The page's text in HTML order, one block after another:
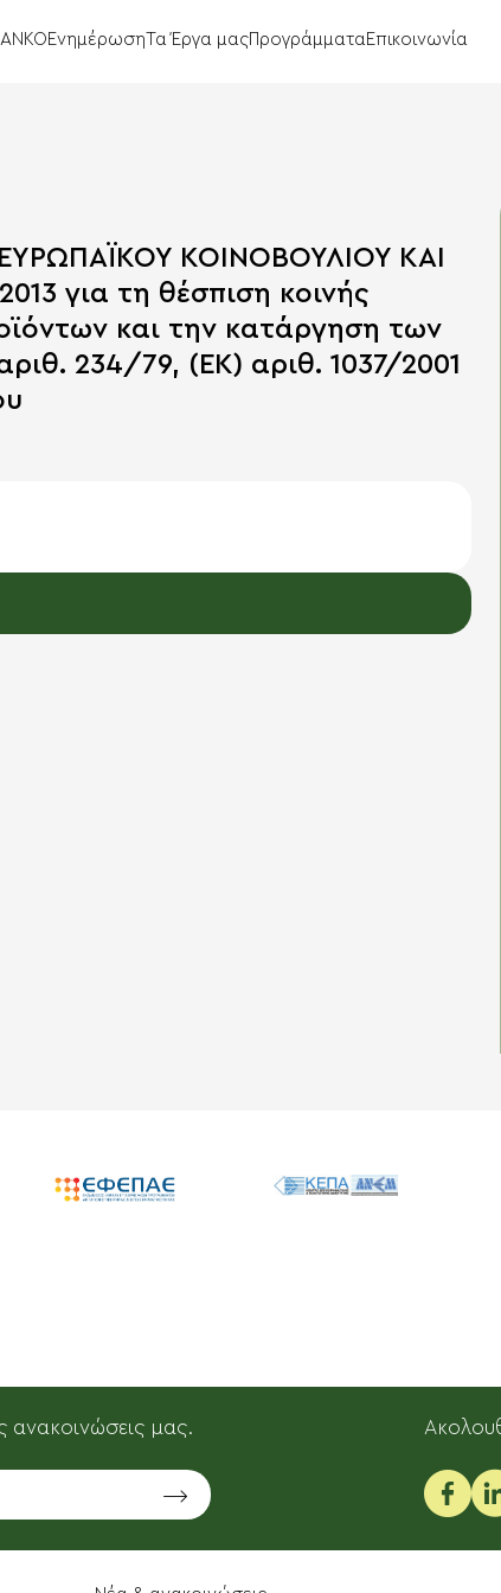
Ενημέρωση Τα Έργα μαςΠρογράμματαΕπικοινωνία
ΚΟΙΝΟΒΟΥΛΙΟΥ ΚΑΙ
για τη θέσπιση κοινής
και την κατάργηση των
234/79, (ΕΚ) αριθ. 1037/2001
ανακοινώσεις μας.